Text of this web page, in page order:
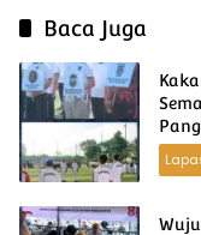
Baca Juga